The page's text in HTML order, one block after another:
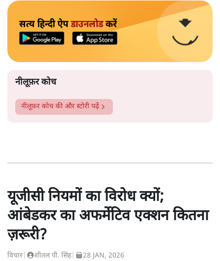
सत्य हिन्दी ऐपडाउनलोडकरें
नीलूफ़र कोच
नीलूफ़र कोच की और स्टोरी पढ़ें
यूजीसी नियमों का विरोध क्यों;
आंबेडकर का अफर्मेटिव एक्शन कितना
ज़रूरी?
विचार शीतल पी. सिंह| 28 JAN, 2026